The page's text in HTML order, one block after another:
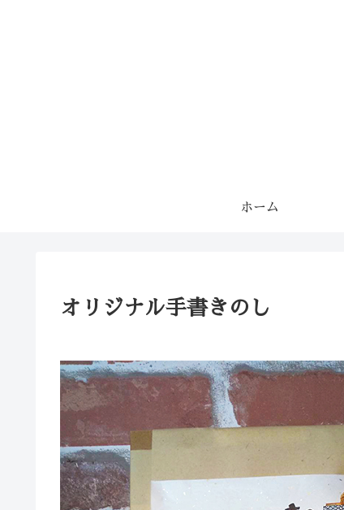
ホーム
オリジナル手書きのし